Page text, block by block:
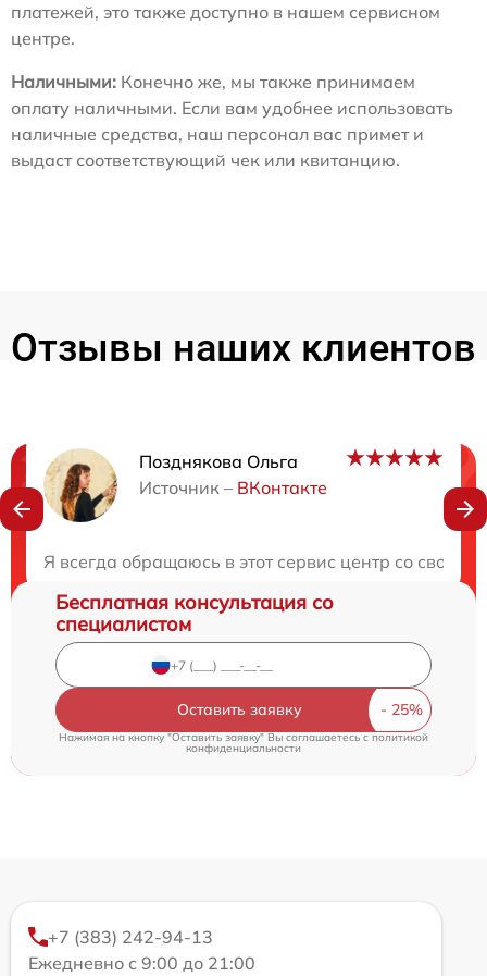
платежей, это также доступно в нашем сервисном
центре.
Наличными: Конечно же, мы также принимаем
оплату наличными. Если вам удобнее использовать
наличные средства, наш персонал вас примет и
выдаст соответствующий чек или квитанцию.
Отзывы наших клиентов
Позднякова Ольга
Источник – ВКонтакте
Я всегда обращаюсь в этот сервис центр со своей
Нужна консультация?
Бесплатная консультация со
специалистом
Оставить заявку
Нажимая на кнопку "Оставить заявку" Вы соглашаетесь c политикой
конфиденциальности
+7 (383) 242-94-13
Ежедневно с 9:00 до 21:00